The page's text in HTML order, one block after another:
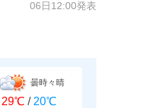
06日12:00発表
曇時々晴
29℃ / 20℃